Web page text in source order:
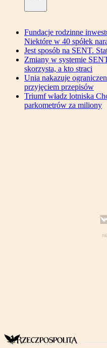
Fundacje rodzinne
Niektóre w 40 spółek
Jest sposób na SENT.
Zmiany w systemie
skorzysta, a kto straci
Unia nakazuje
przyjęciem przepisów
Triumf władz lotniska
parkometrów za miliony